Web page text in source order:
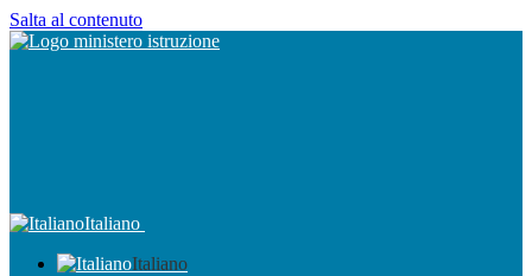
Salta al contenuto
Italiano
Italiano